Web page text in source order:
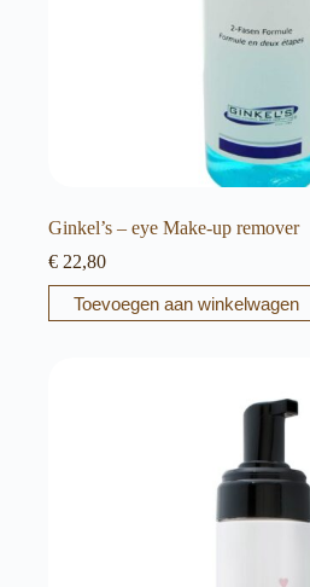
Ginkel’s – eye Make-up remover
€ 22,80
Toevoegen aan winkelwagen